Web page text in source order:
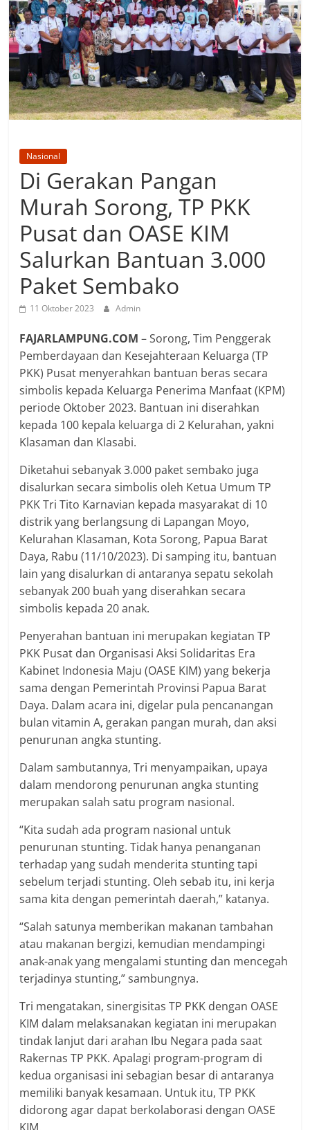
Nasional
Di Gerakan Pangan
Murah Sorong, TP PKK
Pusat dan OASE KIM
Salurkan Bantuan 3.000
Paket Sembako
11 Oktober 2023 Admin
FAJARLAMPUNG.COM– Sorong, Tim Penggerak
Pemberdayaan dan Kesejahteraan Keluarga (TP
PKK) Pusat menyerahkan bantuan beras secara
simbolis kepada Keluarga Penerima Manfaat (KPM)
periode Oktober 2023. Bantuan ini diserahkan
kepada 100 kepala keluarga di 2 Kelurahan, yakni
Klasaman dan Klasabi.
Diketahui sebanyak 3.000 paket sembako juga
disalurkan secara simbolis oleh Ketua Umum TP
PKK Tri Tito Karnavian kepada masyarakat di 10
distrik yang berlangsung di Lapangan Moyo,
Kelurahan Klasaman, Kota Sorong, Papua Barat
Daya, Rabu (11/10/2023). Di samping itu, bantuan
lain yang disalurkan di antaranya sepatu sekolah
sebanyak 200 buah yang diserahkan secara
simbolis kepada 20 anak.
Penyerahan bantuan ini merupakan kegiatan TP
PKK Pusat dan Organisasi Aksi Solidaritas Era
Kabinet Indonesia Maju (OASE KIM) yang bekerja
sama dengan Pemerintah Provinsi Papua Barat
Daya. Dalam acara ini, digelar pula pencanangan
bulan vitamin A, gerakan pangan murah, dan aksi
penurunan angka stunting.
Dalam sambutannya, Tri menyampaikan, upaya
dalam mendorong penurunan angka stunting
merupakan salah satu program nasional.
“Kita sudah ada program nasional untuk
penurunan stunting. Tidak hanya penanganan
terhadap yang sudah menderita stunting tapi
sebelum terjadi stunting. Oleh sebab itu, ini kerja
sama kita dengan pemerintah daerah,” katanya.
“Salah satunya memberikan makanan tambahan
atau makanan bergizi, kemudian mendampingi
anak-anak yang mengalami stunting dan mencegah
terjadinya stunting,” sambungnya.
Tri mengatakan, sinergisitas TP PKK dengan OASE
KIM dalam melaksanakan kegiatan ini merupakan
tindak lanjut dari arahan Ibu Negara pada saat
Rakernas TP PKK. Apalagi program-program di
kedua organisasi ini sebagian besar di antaranya
memiliki banyak kesamaan. Untuk itu, TP PKK
didorong agar dapat berkolaborasi dengan OASE